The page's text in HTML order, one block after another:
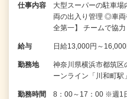
仕事内容
大型スーパーの駐車
両の出入り管理 ◎車
全第一】 チームで協
給与 日給13,000円～
勤務地
神奈川県横浜市都筑区
ーンライン「川和町駅
勤務時間
8：00～17：00 ※週1